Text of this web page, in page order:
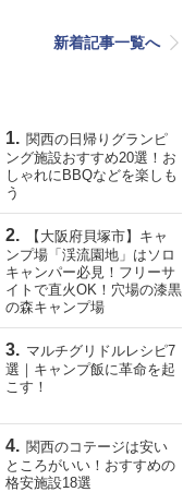
新着記事一覧へ
関西の日帰りグランピ
ング施設おすすめ20選！お
しゃれにBBQなどを楽しも
う
【大阪府貝塚市】キャ
ンプ場「渓流園地」はソロ
キャンパー必見！フリーサ
イトで直火OK！穴場の漆黒
の森キャンプ場
マルチグリドルレシピ7
選｜キャンプ飯に革命を起
こす！
関西のコテージは安い
ところがいい！おすすめの
格安施設18選